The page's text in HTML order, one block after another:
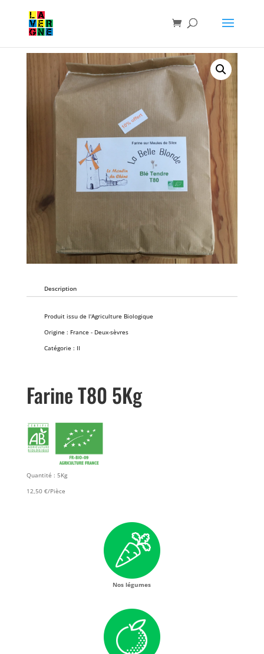
Description
Produit issu de l'Agriculture Biologique
Origine : France - Deux-sèvres
Catégorie : II
Farine T80 5Kg
Quantité : 5Kg
12,50 €/Pièce
Nos légumes